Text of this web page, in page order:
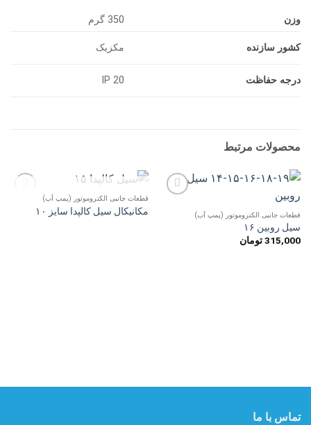
وزن 350 گرم
کشور سازنده مکزیک
درجه حفاظت IP 20
محصولات مرتبط
قطعات جانبی الکتروموتور (پمپ آب)
سیل روبین ۱۶
315,000 تومان
ناموجود
قطعات جانبی الکتروموتور (پمپ آب)
مکانیکال سیل کالپدا سایز ۱۰
تماس با ما